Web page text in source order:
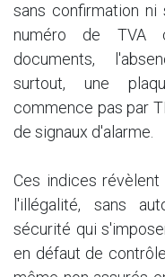
sans confirmation
numéro de TVA
documents,
surtout, une
commence pas par
de signaux d'alarme.
Ces indices
l'illégalité, sans
sécurité qui
en défaut de